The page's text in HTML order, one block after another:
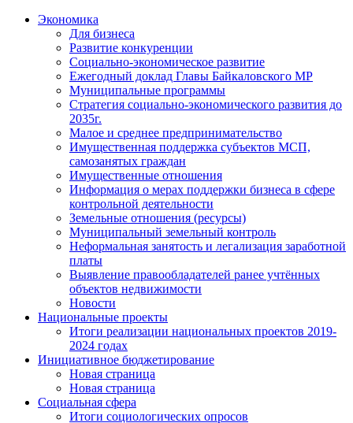
Экономика
Для бизнеса
Развитие конкуренции
Социально-экономическое развитие
Ежегодный доклад Главы Байкаловского МР
Муниципальные программы
Стратегия социально-экономического развития до
2035г.
Малое и среднее предпринимательство
Имущественная поддержка субъектов МСП,
самозанятых граждан
Имущественные отношения
Информация о мерах поддержки бизнеса в сфере
контрольной деятельности
Земельные отношения (ресурсы)
Муниципальный земельный контроль
Неформальная занятость и легализация заработной
платы
Выявление правообладателей ранее учтённых
объектов недвижимости
Новости
Национальные проекты
Итоги реализации национальных проектов 2019-
2024 годах
Инициативное бюджетирование
Новая страница
Новая страница
Социальная сфера
Итоги социологических опросов